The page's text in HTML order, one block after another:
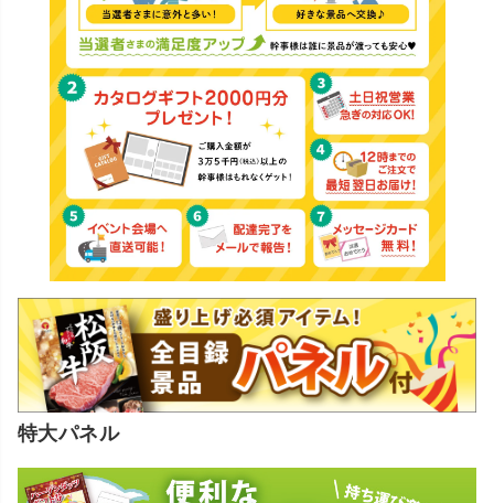
特大パネル